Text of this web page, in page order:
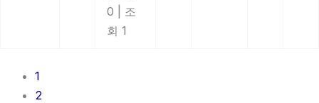
0
조
회 1
1
2